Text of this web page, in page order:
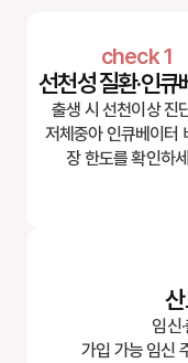
check 1
선천성 질환·인큐
출생 시 선천이상 진
저체중아 인큐베이터
장 한도를 확인하
임신
가입 가능 임신